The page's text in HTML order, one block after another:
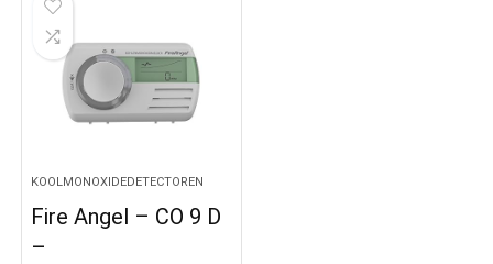
KOOLMONOXIDEDETECTOREN
Fire Angel – CO 9 D
–